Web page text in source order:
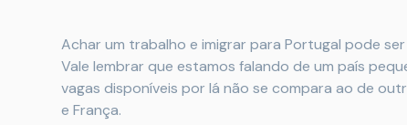
Achar um trabalho e imigrar para Portugal pode
Vale lembrar que estamos falando de um país
vagas disponíveis por lá não se compara ao de
e França.